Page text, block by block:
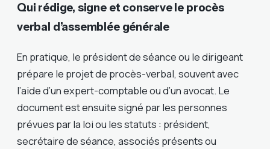
Qui rédige, signe et conserve le procès
verbal d’assemblée générale
En pratique, le président de séance ou le dirigeant
prépare le projet de procès-verbal, souvent avec
l’aide d’un expert-comptable ou d’un avocat. Le
document est ensuite signé par les personnes
prévues par la loi ou les statuts : président,
secrétaire de séance, associés présents ou